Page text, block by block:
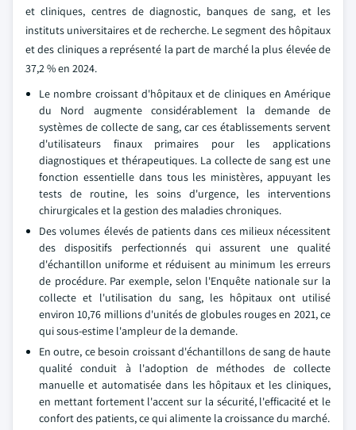
et cliniques, centres de diagnostic, banques de sang, et les
instituts universitaires et de recherche. Le segment des hôpitaux
et des cliniques a représenté la part de marché la plus élevée de
37,2 % en 2024.
Le nombre croissant d'hôpitaux et de cliniques en Amérique
du Nord augmente considérablement la demande de
systèmes de collecte de sang, car ces établissements servent
d'utilisateurs finaux primaires pour les applications
diagnostiques et thérapeutiques. La collecte de sang est une
fonction essentielle dans tous les ministères, appuyant les
tests de routine, les soins d'urgence, les interventions
chirurgicales et la gestion des maladies chroniques.
Des volumes élevés de patients dans ces milieux nécessitent
des dispositifs perfectionnés qui assurent une qualité
d'échantillon uniforme et réduisent au minimum les erreurs
de procédure. Par exemple, selon l'Enquête nationale sur la
collecte et l'utilisation du sang, les hôpitaux ont utilisé
environ 10,76 millions d'unités de globules rouges en 2021, ce
qui sous-estime l'ampleur de la demande.
En outre, ce besoin croissant d'échantillons de sang de haute
qualité conduit à l'adoption de méthodes de collecte
manuelle et automatisée dans les hôpitaux et les cliniques,
en mettant fortement l'accent sur la sécurité, l'efficacité et le
confort des patients, ce qui alimente la croissance du marché.